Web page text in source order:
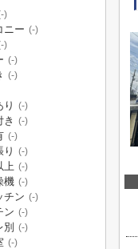
)
ニー (-)
)
(-)
(-)
り (-)
き (-)
(-)
り (-)
上 (-)
機 (-)
チン (-)
ン (-)
別 (-)
(-)